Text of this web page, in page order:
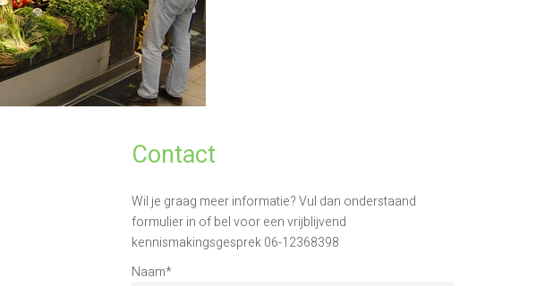
Contact
Wil je graag meer informatie? Vul dan onderstaand
formulier in of bel voor een vrijblijvend
kennismakingsgesprek 06-12368398
Naam*